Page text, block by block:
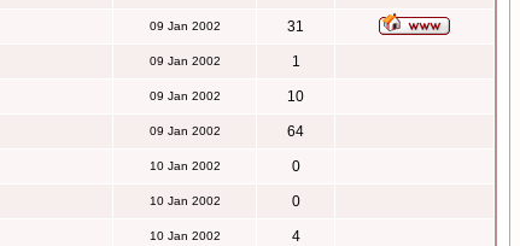
09 Jan 2002 31
09 Jan 2002 1
09 Jan 2002 10
09 Jan 2002 64
10 Jan 2002 0
10 Jan 2002 0
10 Jan 2002 4